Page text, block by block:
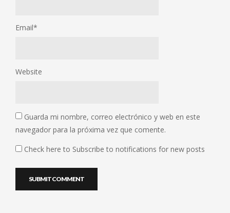
Email*
Website
Guarda mi nombre, correo electrónico y web en este
navegador para la próxima vez que comente.
Check here to Subscribe to notifications for new posts